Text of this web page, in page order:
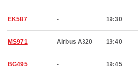
EK587 - 19:30
MS971 Airbus A320 19:40
BG495 - 19:45